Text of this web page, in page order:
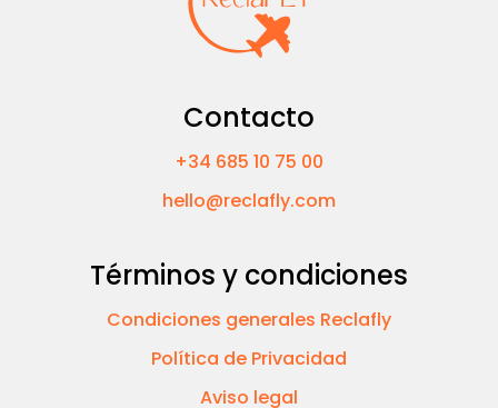
Contacto
+34 685 10 75 00
hello@reclafly.com
Términos y condiciones
Condiciones generales Reclafly
Política de Privacidad
Aviso legal